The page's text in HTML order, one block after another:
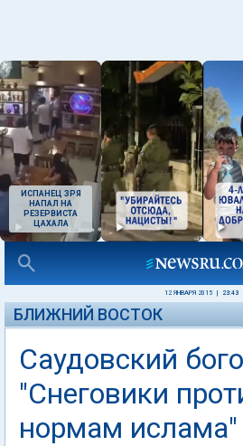
ИСПАНЕЦ ЗРЯ
НАПАЛ НА
РЕЗЕРВИСТА
ЦАХАЛА
12 ЯНВАРЯ 2015 23:43
БЛИЖНИЙ ВОСТОК
Саудовский
"Снеговики
нормам ислама"